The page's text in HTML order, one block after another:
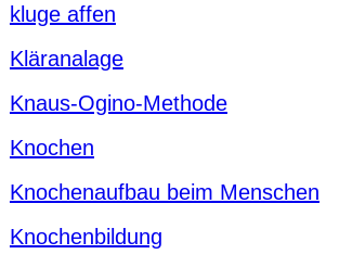
kluge affen
Kläranalage
Knaus-Ogino-Methode
Knochen
Knochenaufbau beim Menschen
Knochenbildung